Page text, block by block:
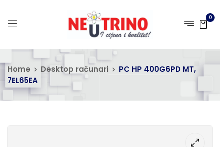
0
Home Desktop računari
PC HP 400G6PD MT,
7EL65EA